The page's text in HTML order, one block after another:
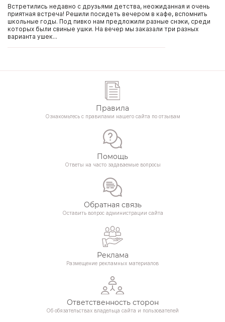
Встретились недавно с друзьями детства, неожиданная и очень
приятная встреча! Решили посидеть вечером в кафе, вспомнить
школьные годы. Под пивко нам предложили разные снэки, среди
которых были свиные ушки. На вечер мы заказали три разных
варианта ушек...
Правила
Ознакомьтесь с правилами нашего сайта по отзывам
Помощь
Ответы на часто задаваемые вопросы
Обратная связь
Оставить вопрос администрации сайта
Реклама
Размещение рекламных материалов
Ответственность сторон
Об обязательствах владельца сайта и пользователей